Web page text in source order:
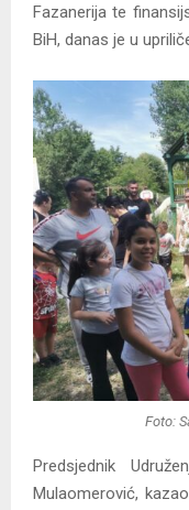
Fazanerija te
BiH, danas je u
Foto:
Predsjednik
Mulaomerović,